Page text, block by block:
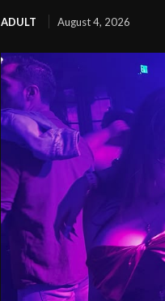
ADULT August 4, 2026